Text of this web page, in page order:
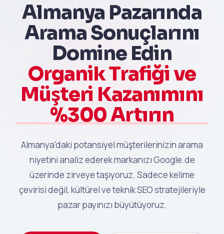
Almanya Pazarında
Arama Sonuçlarını
Domine Edin
Organik Trafiği ve
Müşteri Kazanımını
%300 Artırın
Almanya'daki potansiyel müşterilerinizin arama
niyetini analiz ederek markanızı Google.de
üzerinde zirveye taşıyoruz. Sadece kelime
çevirisi değil, kültürel ve teknik SEO stratejileriyle
pazar payınızı büyütüyoruz.